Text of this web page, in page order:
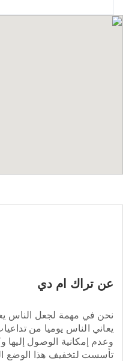
عن تراك ام دي
نحن في مهمة لجعل الناس
يعاني الناس يوميا من
وعدم إمكانية الوصول
تأسست لتخفيف هذا الوضع